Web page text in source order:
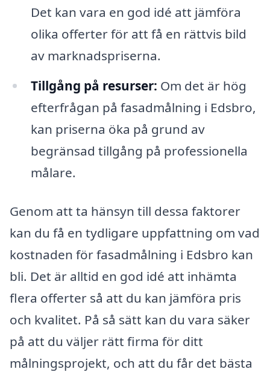
Det kan vara en god idé att jämföra
olika offerter för att få en rättvis bild
av marknadspriserna.
Tillgång på resurser: Om det är hög
efterfrågan på fasadmålning i Edsbro,
kan priserna öka på grund av
begränsad tillgång på professionella
målare.
Genom att ta hänsyn till dessa faktorer
kan du få en tydligare uppfattning om vad
kostnaden för fasadmålning i Edsbro kan
bli. Det är alltid en god idé att inhämta
flera offerter så att du kan jämföra pris
och kvalitet. På så sätt kan du vara säker
på att du väljer rätt firma för ditt
målningsprojekt, och att du får det bästa